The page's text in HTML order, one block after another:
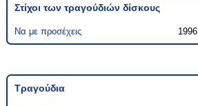
Στίχοι των τραγούδιών δίσκους
Να με προσέχεις 1996
Τραγούδια